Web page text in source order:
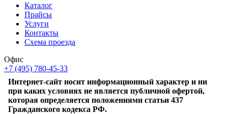
Каталог
Прайсы
Услуги
Контакты
Схема проезда
Офис
+7 (495) 780-45-33
Интернет-сайт носит информационный характер и ни
при каких условиях не является публичной офертой,
которая определяется положениями статьи 437
Гражданского кодекса РФ.